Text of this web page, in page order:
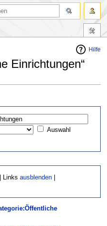
Hilfe
Einrichtungen“
Auswahl
| Linksausblenden